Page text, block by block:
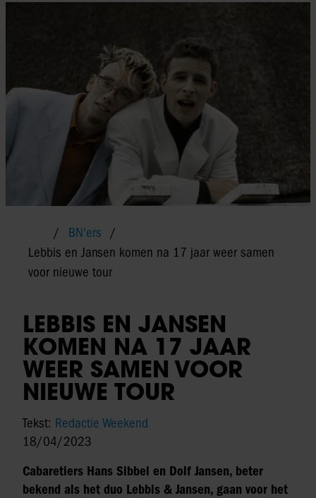
BN'ers
Lebbis en Jansen komen na 17 jaar weer samen
voor nieuwe tour
LEBBIS EN JANSEN
KOMEN NA 17 JAAR
WEER SAMEN VOOR
NIEUWE TOUR
Tekst: Redactie Weekend
18/04/2023
Cabaretiers Hans Sibbel en Dolf Jansen, beter
bekend als het duo Lebbis & Jansen, gaan voor het